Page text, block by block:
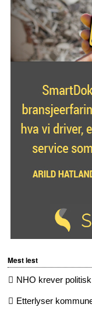
Mest lest
NHO krever
Etterlyser